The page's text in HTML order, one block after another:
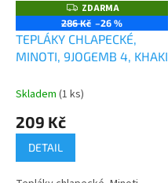
Z
D
A
R
M
A
ZDARMA
286 Kč –26 %
TEPLÁKY CHLAPECKÉ,
MINOTI, 9JOGEMB 4, KHAKI
Skladem (1 ks)
209 Kč
DETAIL